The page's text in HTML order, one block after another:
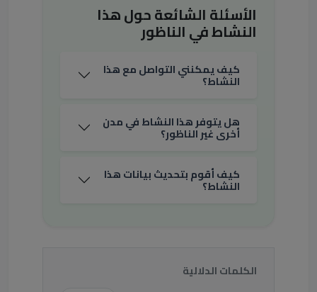
الأسئلة الشائعة حول هذا
النشاط في الناظور
كيف يمكنني التواصل مع هذا
النشاط؟
هل يتوفر هذا النشاط في مدن
أخرى غير الناظور؟
كيف أقوم بتحديث بيانات هذا
النشاط؟
الكلمات الدلالية